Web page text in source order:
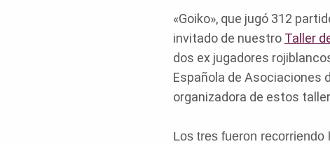
«Goiko», que jugó 312
invitado de nuestro Taller
dos ex jugadores
Española de Asociaciones
organizadora de estos
Los tres fueron